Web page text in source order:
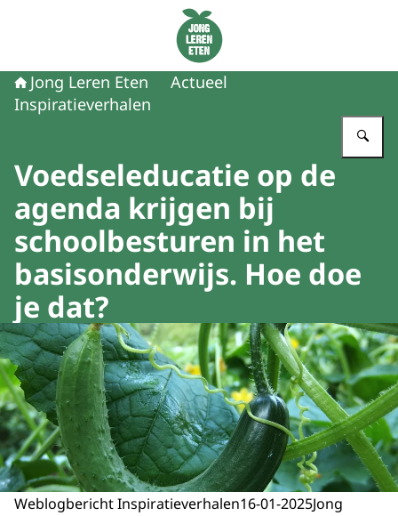
Naar de homepage van Jong Leren Eten
Jong Leren Eten
Actueel
Inspiratieverhalen
Voedseleducatie op de
agenda krijgen bij
schoolbesturen in het
basisonderwijs. Hoe doe
je dat?
Weblogbericht Inspiratieverhalen16-01-2025Jong